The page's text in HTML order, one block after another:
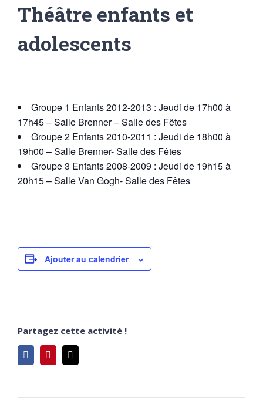
Théâtre enfants et
adolescents
Groupe 1 Enfants 2012-2013 : Jeudi de 17h00 à
17h45 – Salle Brenner – Salle des Fêtes
Groupe 2 Enfants 2010-2011 : Jeudi de 18h00 à
19h00 – Salle Brenner- Salle des Fêtes
Groupe 3 Enfants 2008-2009 : Jeudi de 19h15 à
20h15 – Salle Van Gogh- Salle des Fêtes
Ajouter au calendrier
Partagez cette activité !
FacebookPinterest